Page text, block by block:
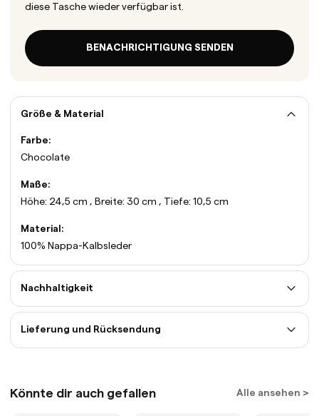
diese Tasche wieder verfügbar ist.
BENACHRICHTIGUNG SENDEN
Größe & Material
Farbe:
Chocolate
Maße:
Höhe: 24,5 cm , Breite: 30 cm , Tiefe: 10,5 cm
Material:
100% Nappa-Kalbsleder
Nachhaltigkeit
Lieferung und Rücksendung
Könnte dir auch gefallen Alle ansehen >